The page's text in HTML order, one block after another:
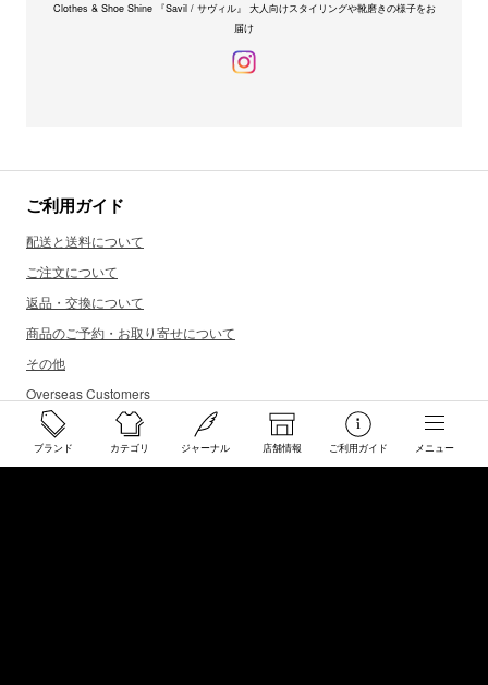
ブランド カテゴリ ジャーナル 店舗情報 ご利用ガイド メニュー
Clothes & Shoe Shine 『Savil / サヴィル』 大人向けスタイリングや靴磨きの様子をお
届け
ご利用ガイド
配送と送料について
ご注文について
返品・交換について
商品のご予約・お取り寄せについて
その他
Overseas Customers
お問い合わせ